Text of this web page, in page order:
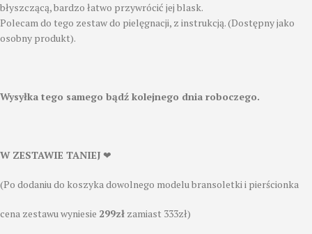
błyszczącą, bardzo łatwo przywrócić jej blask.
Polecam do tego zestaw do pielęgnacji, z instrukcją. (Dostępny jako
osobny produkt).
Wysyłka tego samego bądź kolejnego dnia roboczego.
W ZESTAWIE TANIEJ ❤
(Po dodaniu do koszyka dowolnego modelu bransoletki i pierścionka
cena zestawu wyniesie 299zł zamiast 333zł)